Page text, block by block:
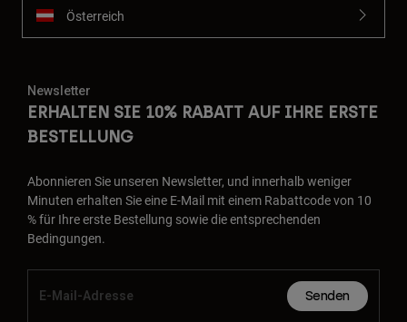
Österreich
Newsletter
ERHALTEN SIE 10% RABATT AUF IHRE ERSTE
BESTELLUNG
Abonnieren Sie unseren Newsletter, und innerhalb weniger
Minuten erhalten Sie eine E-Mail mit einem Rabattcode von 10
% für Ihre erste Bestellung sowie die entsprechenden
Bedingungen.
Senden